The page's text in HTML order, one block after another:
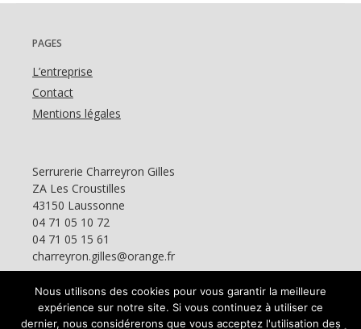
PAGES
L’entreprise
Contact
Mentions légales
Serrurerie Charreyron Gilles
ZA Les Croustilles
43150 Laussonne
04 71 05 10 72
04 71 05 15 61
charreyron.gilles@orange.fr
Nous utilisons des cookies pour vous garantir la meilleure
expérience sur notre site. Si vous continuez à utiliser ce
dernier, nous considérerons que vous acceptez l'utilisation des